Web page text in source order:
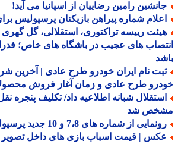
رامین رضاییان از اسپانیا می آید!
شماره پیراهن بازیکنان پرسپولیس
رییسه تراکتوری، استقلالی، گل گهری و
های عجیب در باشگاه های خاص؛
نام ایران خودرو طرح عادی | آخرین شرایط
طرح عادی و زمان آغاز فروش محصولات
شبانه اطلاعیه داد/ تکلیف پنجره نقل
شد
از شماره های 7،8 و 10 جدید پرسپولیس
| قیمت اسباب بازی های داخل تصویر